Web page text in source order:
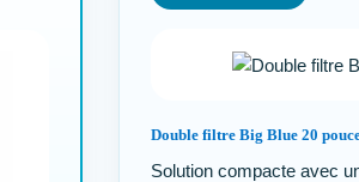
Double filtre Big Blue 20
Solution compacte avec